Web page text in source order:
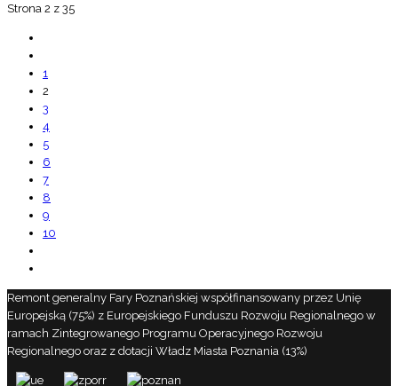
Strona 2 z 35
1
2
3
4
5
6
7
8
9
10
Remont generalny Fary Poznańskiej współfinansowany przez Unię
Europejską (75%) z Europejskiego Funduszu Rozwoju Regionalnego w
ramach Zintegrowanego Programu Operacyjnego Rozwoju
Regionalnego oraz z dotacji Władz Miasta Poznania (13%)